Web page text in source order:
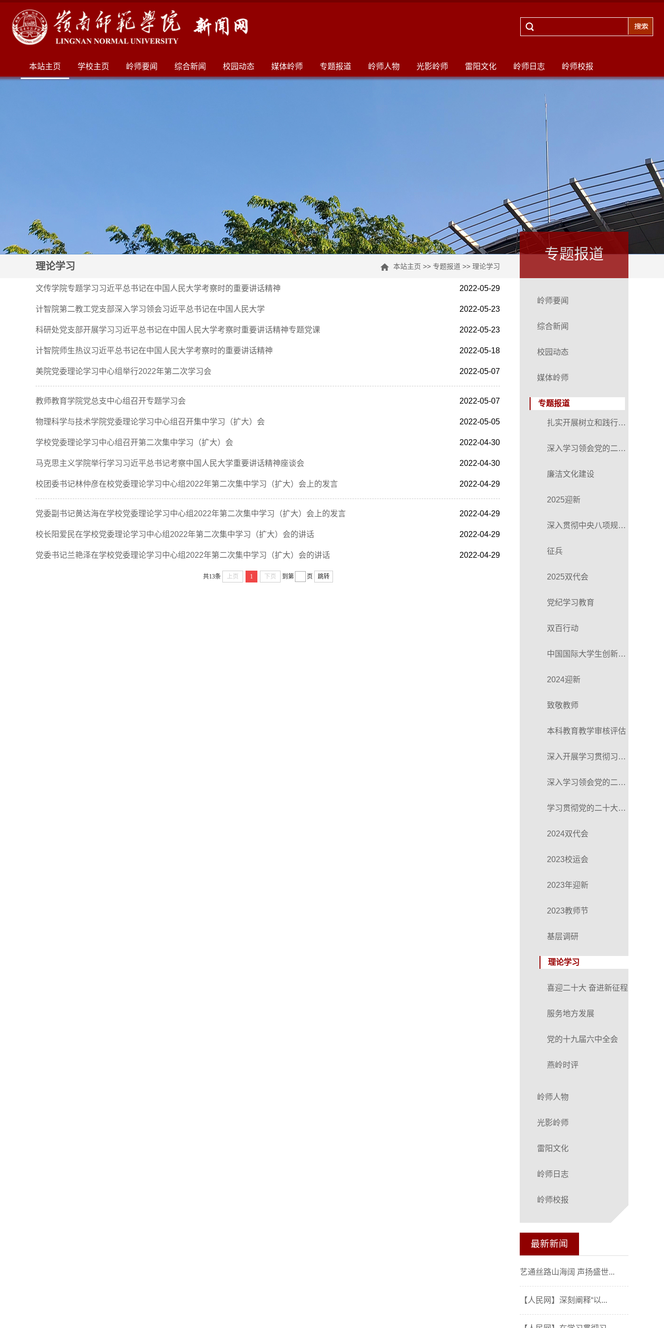
本站主页 学校主页 岭师要闻 综合新闻 校园动态 媒体岭师 专题报道 岭师人物 光影岭师 雷阳文化 岭师日志 岭师校报
专题报道
理论学习 本站主页 >> 专题报道 >> 理论学习
岭师要闻
综合新闻
校园动态
媒体岭师
专题报道
扎实开展树立和践行正确政绩观学习教育
深入学习领会党的二十届四中全会精神
廉洁文化建设
2025迎新
深入贯彻中央八项规定精神学习教育
征兵
2025双代会
党纪学习教育
双百行动
中国国际大学生创新大赛
2024迎新
致敬教师
本科教育教学审核评估
深入开展学习贯彻习近平新时代中国特色社会主义思想主题教育
深入学习领会党的二十届三中全会精神
学习贯彻党的二十大精神
2024双代会
2023校运会
2023年迎新
2023教师节
基层调研
理论学习
喜迎二十大 奋进新征程
服务地方发展
党的十九届六中全会
燕岭时评
岭师人物
光影岭师
雷阳文化
岭师日志
岭师校报
最新新闻
艺通丝路山海阔 声扬盛世...
【人民网】深刻阐释“以...
文传学院专题学习习近平总书记在中国人民大学考察时的重要讲话精神 2022-05-29
计智院第二教工党支部深入学习领会习近平总书记在中国人民大学 2022-05-23
科研处党支部开展学习习近平总书记在中国人民大学考察时重要讲话精神专题党课 2022-05-23
计智院师生热议习近平总书记在中国人民大学考察时的重要讲话精神 2022-05-18
美院党委理论学习中心组举行2022年第二次学习会 2022-05-07
教师教育学院党总支中心组召开专题学习会 2022-05-07
物理科学与技术学院党委理论学习中心组召开集中学习（扩大）会 2022-05-05
学校党委理论学习中心组召开第二次集中学习（扩大）会 2022-04-30
马克思主义学院举行学习习近平总书记考察中国人民大学重要讲话精神座谈会 2022-04-30
校团委书记林仲彦在校党委理论学习中心组2022年第二次集中学习（扩大）会上的发言 2022-04-29
党委副书记黄达海在学校党委理论学习中心组2022年第二次集中学习（扩大）会上的发言 2022-04-29
校长阳爱民在学校党委理论学习中心组2022年第二次集中学习（扩大）会的讲话 2022-04-29
党委书记兰艳泽在学校党委理论学习中心组2022年第二次集中学习（扩大）会的讲话 2022-04-29
共13条 上页 1 下页 到第 页 跳转